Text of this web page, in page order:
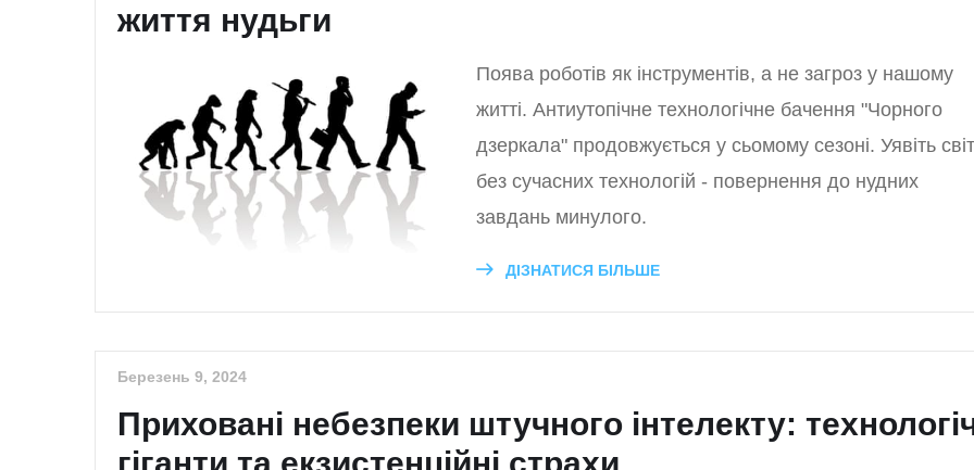
життя нудьги
Поява роботів як інструментів, а не загроз у нашому
житті. Антиутопічне технологічне бачення "Чорного
дзеркала" продовжується у сьомому сезоні. Уявіть світ
без сучасних технологій - повернення до нудних
завдань минулого.
ДІЗНАТИСЯ БІЛЬШЕ
Березень 9, 2024
Приховані небезпеки штучного інтелекту: